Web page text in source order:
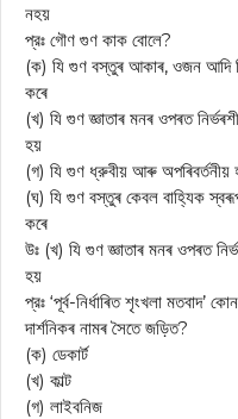
নহয়
প্রঃ গৌণ গুণ কাক বোলে?
(ক) যি গুণ বস্তুৰ আকাৰ, ওজন আদি
কৰে
(খ) যি গুণ জ্ঞাতাৰ মনৰ ওপৰত
হয়
(গ) যি গুণ ধ্রুবীয় আৰু অপৰিবৰ্তনীয়
(ঘ) যি গুণ বস্তুৰ কেবল বাহ্যিক স্বৰূপ
কৰে
উঃ (খ) যি গুণ জ্ঞাতাৰ মনৰ ওপৰত
হয়
প্রঃ ‘পূর্ব-নির্ধাৰিত শৃংখলা মতবাদ’ কোন
দার্শনিকৰ নামৰ সৈতে জড়িত?
(ক) ডেকার্ট
(খ) কাল্ট
(গ) লাইবনিজ